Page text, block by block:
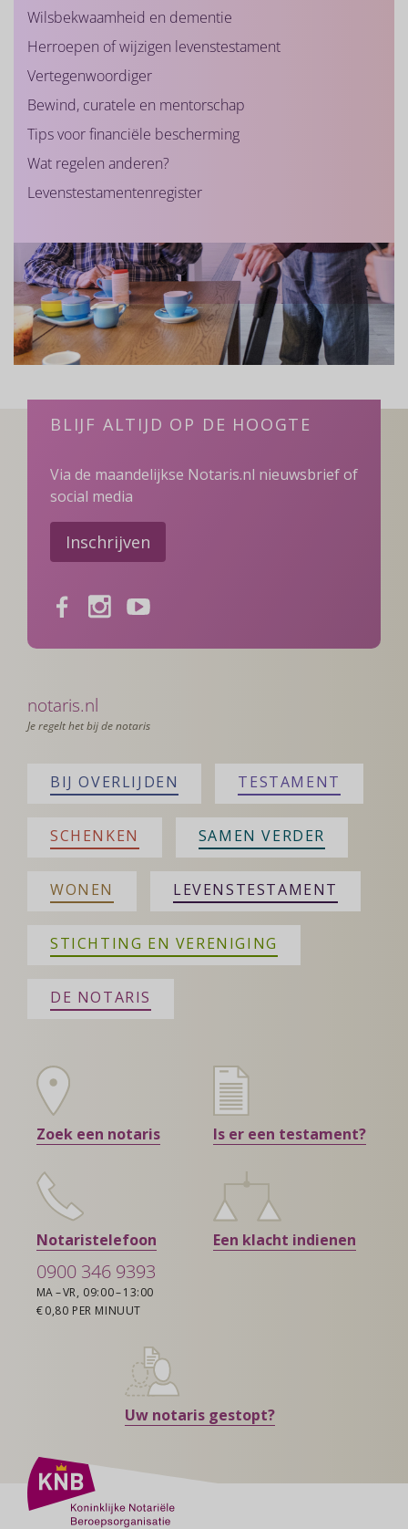
Wilsbekwaamheid en dementie
Herroepen of wijzigen levenstestament
Vertegenwoordiger
Bewind, curatele en mentorschap
Tips voor financiële bescherming
Wat regelen anderen?
Levenstestamentenregister
BLIJF ALTIJD OP DE HOOGTE
Via de maandelijkse Notaris.nl nieuwsbrief of
social media
Inschrijven
FacebookInstagramYoutube
notaris.nl
Je regelt het bij de notaris
BIJ OVERLIJDEN TESTAMENT
SCHENKEN SAMEN VERDER
WONEN LEVENSTESTAMENT
STICHTING EN VERENIGING
DE NOTARIS
Zoek een notaris Is er een testament?
Notaristelefoon
0900 346 9393
MA – VR, 09:00 – 13:00
€ 0,80 PER MINUUT
Een klacht indienen
Uw notaris gestopt?